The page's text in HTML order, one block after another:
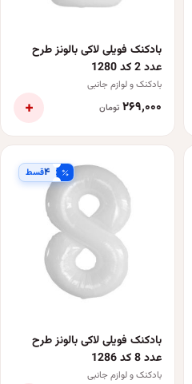
بادکنک فویلی لاکی بالونز طرح
عدد 2 کد 1280
بادکنک و لوازم جانبی
۲۶۹٬۰۰۰ تومان +
۴قسط
بادکنک فویلی لاکی بالونز طرح
عدد 8 کد 1286
بادکنک و لوازم جانبی